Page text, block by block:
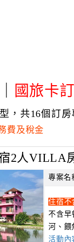
國旅卡
，共16個訂房
費及稅金
2人VILLA
專案名
住宿不
不含早
河、餵
活動內